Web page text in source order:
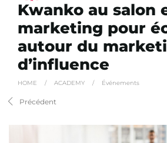
Kwanko au salon
marketing pour
autour du
d’influence
HOME / ACADEMY / Événements
Précédent